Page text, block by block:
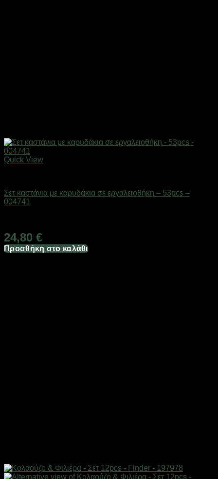
Quick View
Σετ καστάνια με καρυδάκια σε εργαλειοθήκη – 53pcs –
004741
24,80 €
Προσθήκη στο καλάθι